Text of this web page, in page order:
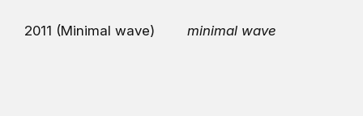
2011 (Minimal wave) minimal wave